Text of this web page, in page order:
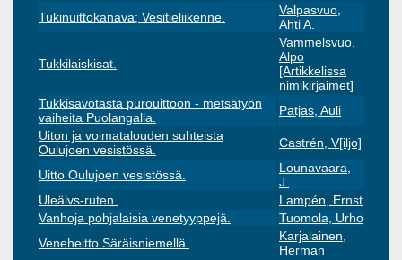
Tukinuittokanava; Vesitieliikenne.
Valpasvuo,
Ahti A.
Tukkilaiskisat.
Vammelsvuo,
Alpo
[Artikkelissa
nimikirjaimet]
Tukkisavotasta purouittoon - metsätyön
vaiheita Puolangalla.
Patjas, Auli
Uiton ja voimatalouden suhteista
Oulujoen vesistössä.
Castrén, V[iljo]
Uitto Oulujoen vesistössä.
Lounavaara,
J.
Uleälvs-ruten.
Lampén, Ernst
Vanhoja pohjalaisia venetyyppejä.
Tuomola, Urho
Veneheitto Säräisniemellä.
Karjalainen,
Herman